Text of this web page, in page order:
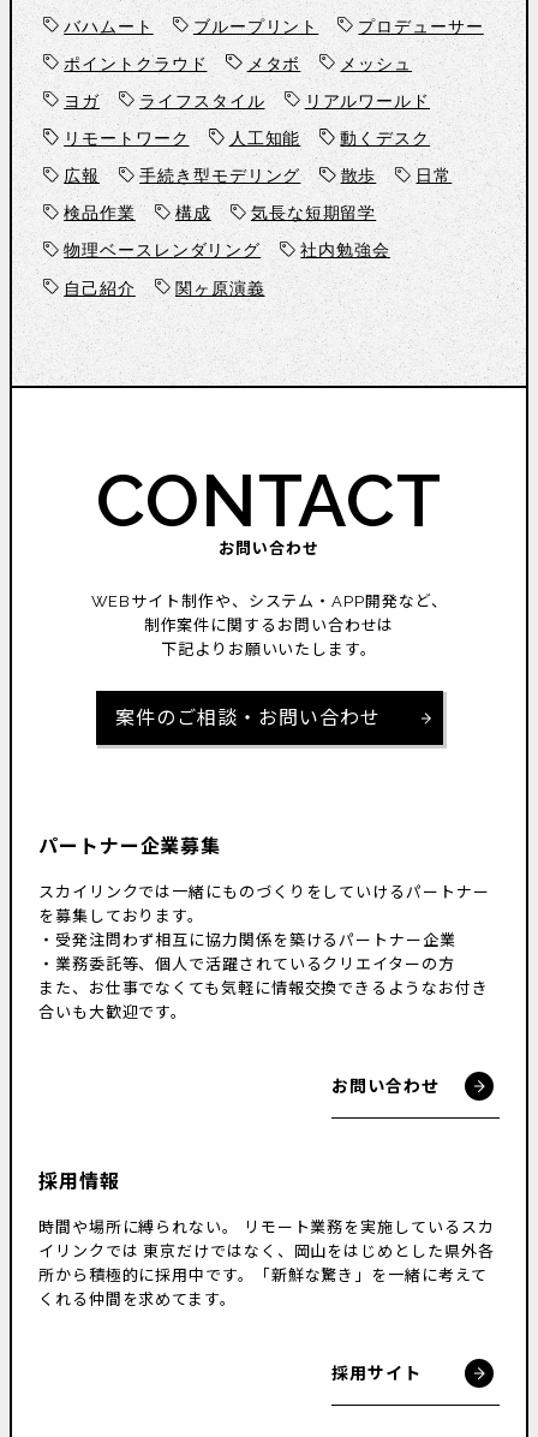
バハムート
ブループリント
プロデューサー
ポイントクラウド
メタボ
メッシュ
ヨガ
ライフスタイル
リアルワールド
リモートワーク
人工知能
動くデスク
広報
手続き型モデリング 散歩
日常
検品作業
構成
気長な短期留学
物理ベースレンダリング
社内勉強会
自己紹介
関ヶ原演義
CONTACT
お問い合わせ
WEBサイト制作や、システム・APP開発など、
制作案件に関するお問い合わせは
下記よりお願いいたします。
案件のご相談・お問い合わせ
パートナー企業募集
スカイリンクでは一緒にものづくりをしていけるパートナー
を募集しております。
・受発注問わず相互に協力関係を築けるパートナー企業
・業務委託等、個人で活躍されているクリエイターの方
また、お仕事でなくても気軽に情報交換できるようなお付き
合いも大歓迎です。
お問い合わせ
採用情報
時間や場所に縛られない。
リモート業務を実施しているスカ
イリンクでは 東京だけではなく、岡山をはじめとした県外各
所から積極的に採用中です。
「新鮮な驚き」を一緒に考えて
くれる仲間を求めてます。
採用サイト